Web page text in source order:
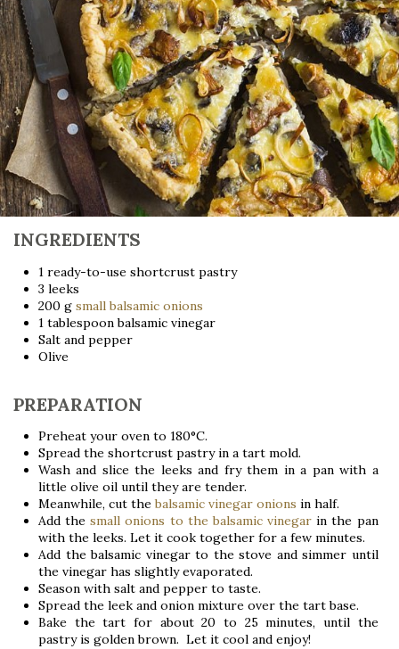
INGREDIENTS
1 ready-to-use shortcrust pastry
3 leeks
200 g small balsamic onions
1 tablespoon balsamic vinegar
Salt and pepper
Olive
PREPARATION
Preheat your oven to 180°C.
Spread the shortcrust pastry in a tart mold.
Wash and slice the leeks and fry them in a pan with a
little olive oil until they are tender.
Meanwhile, cut thebalsamic vinegar onions in half.
Add thesmall onions to the balsamic vinegar in the pan
with the leeks. Let it cook together for a few minutes.
Add the balsamic vinegar to the stove and simmer until
the vinegar has slightly evaporated.
Season with salt and pepper to taste.
Spread the leek and onion mixture over the tart base.
Bake the tart for about 20 to 25 minutes, until the
pastry is golden brown. Let it cool and enjoy!